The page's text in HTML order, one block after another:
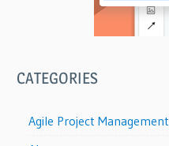
CATEGORIES
Agile Project Management